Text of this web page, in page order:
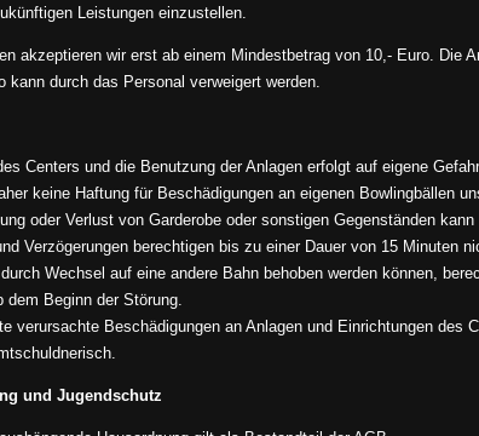
Leistungen einzustellen.
akzeptieren wir erst ab einem Mindestbetrag von 10,- Euro. Die
kann durch das Personal verweigert werden.
Centers und die Benutzung der Anlagen erfolgt auf eigene
keine Haftung für Beschädigungen an eigenen Bowlingbällen
oder Verlust von Garderobe oder sonstigen Gegenständen
Verzögerungen berechtigen bis zu einer Dauer von 15 Minuten
Wechsel auf eine andere Bahn behoben werden können,
dem Beginn der Störung.
verursachte Beschädigungen an Anlagen und Einrichtungen des
und Jugendschutz